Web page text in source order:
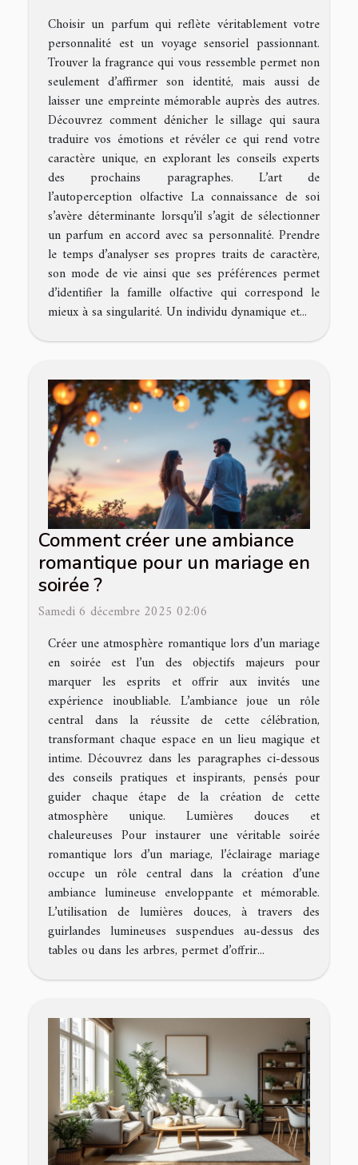
Choisir un parfum qui reflète véritablement votre
personnalité est un voyage sensoriel passionnant.
Trouver la fragrance qui vous ressemble permet non
seulement d’affirmer son identité, mais aussi de
laisser une empreinte mémorable auprès des autres.
Découvrez comment dénicher le sillage qui saura
traduire vos émotions et révéler ce qui rend votre
caractère unique, en explorant les conseils experts
des prochains paragraphes. L’art de
l’autoperception olfactive La connaissance de soi
s’avère déterminante lorsqu’il s’agit de sélectionner
un parfum en accord avec sa personnalité. Prendre
le temps d’analyser ses propres traits de caractère,
son mode de vie ainsi que ses préférences permet
d’identifier la famille olfactive qui correspond le
mieux à sa singularité. Un individu dynamique et...
Comment créer une ambiance
romantique pour un mariage en
soirée ?
Samedi 6 décembre 2025 02:06
Créer une atmosphère romantique lors d’un mariage
en soirée est l’un des objectifs majeurs pour
marquer les esprits et offrir aux invités une
expérience inoubliable. L’ambiance joue un rôle
central dans la réussite de cette célébration,
transformant chaque espace en un lieu magique et
intime. Découvrez dans les paragraphes ci-dessous
des conseils pratiques et inspirants, pensés pour
guider chaque étape de la création de cette
atmosphère unique. Lumières douces et
chaleureuses Pour instaurer une véritable soirée
romantique lors d’un mariage, l’éclairage mariage
occupe un rôle central dans la création d’une
ambiance lumineuse enveloppante et mémorable.
L’utilisation de lumières douces, à travers des
guirlandes lumineuses suspendues au-dessus des
tables ou dans les arbres, permet d’offrir...